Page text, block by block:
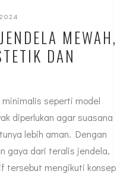
MEWAH,
DAN
seperti model
diperlukan agar suasana
lebih aman. Dengan
gaya dari teralis jendela,
tersebut mengikuti konsep